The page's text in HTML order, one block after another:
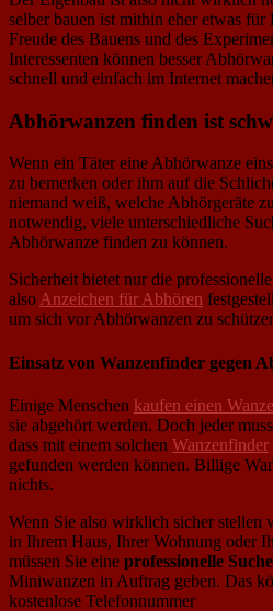
selber bauen ist mithin eher etwas für
Freude des Bauens und des
Interessenten können besser
schnell und einfach im Internet
Abhörwanzen finden ist
Wenn ein Täter eine Abhörwanze
zu bemerken oder ihm auf die
niemand weiß, welche Abhörgeräte
notwendig, viele unterschiedliche
Abhörwanze finden zu können.
Sicherheit bietet nur die professionelle
also Anzeichen für Abhören
um sich vor Abhörwanzen zu
Einsatz von Wanzenfinder gegen
Einige Menschen kaufen einen
sie abgehört werden. Doch jeder
dass mit einem solchen Wanzenfinder
gefunden werden können. Billige
nichts.
Wenn Sie also wirklich sicher stellen
in Ihrem Haus, Ihrer Wohnung oder
müssen Sie eine professionelle
Miniwanzen in Auftrag geben. Das
kostenlose Telefonnummer